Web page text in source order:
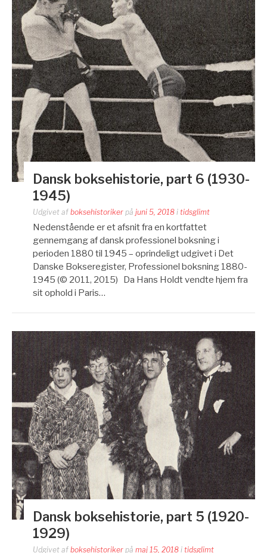
Dansk boksehistorie, part 6 (1930-
1945)
Udgivet af boksehistoriker på juni 5, 2018 i tidsglimt
Nedenstående er et afsnit fra en kortfattet
gennemgang af dansk professionel boksning i
perioden 1880 til 1945 – oprindeligt udgivet i Det
Danske Bokseregister, Professionel boksning 1880-
1945 (© 2011, 2015) Da Hans Holdt vendte hjem fra
sit ophold i Paris…
Dansk boksehistorie, part 5 (1920-
1929)
Udgivet af boksehistoriker på maj 15, 2018 i tidsglimt